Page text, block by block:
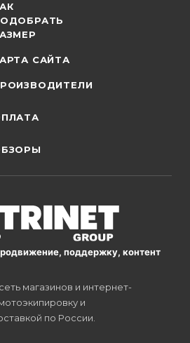
САЙТА
поддержку, контент
магазинов и интернет-
и
по России.